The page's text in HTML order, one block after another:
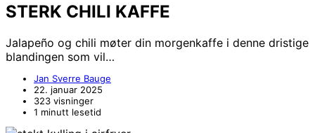
STERK CHILI KAFFE
Jalapeño og chili møter din morgenkaffe i denne dristige
blandingen som vil…
Jan Sverre Bauge
22. januar 2025
323 visninger
1 minutt lesetid